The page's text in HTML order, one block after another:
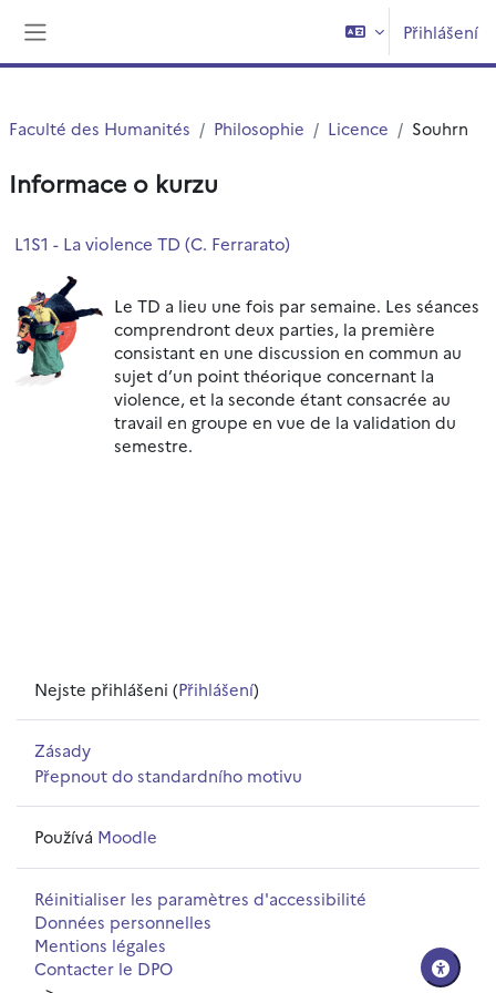
Přihlášení
Faculté des Humanités Philosophie Licence Souhrn
Informace o kurzu
L1S1 - La violence TD (C. Ferrarato)
Le TD a lieu une fois par semaine. Les séances
comprendront deux parties, la première
consistant en une discussion en commun au
sujet d’un point théorique concernant la
violence, et la seconde étant consacrée au
travail en groupe en vue de la validation du
semestre.
Nejste přihlášeni (Přihlášení)
Zásady
Přepnout do standardního motivu
Používá Moodle
Réinitialiser les paramètres d'accessibilité
Données personnelles
Mentions légales
Contacter le DPO